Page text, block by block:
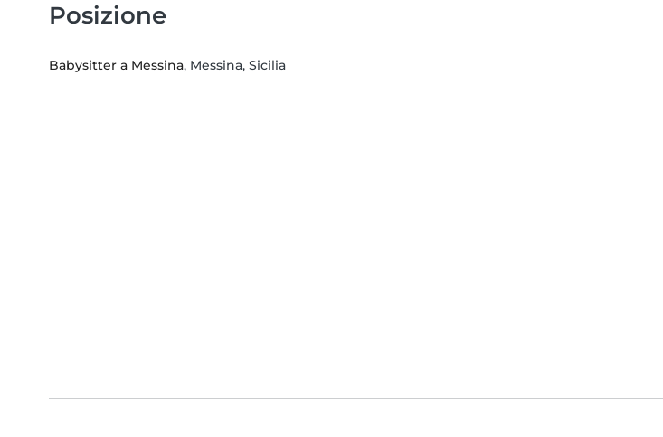
Posizione
Babysitter a Messina, Messina, Sicilia